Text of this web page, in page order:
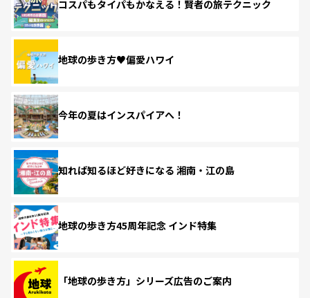
コスパもタイパもかなえる！賢者の旅テクニック
地球の歩き方♥偏愛ハワイ
今年の夏はインスパイアへ！
知れば知るほど好きになる 湘南・江の島
地球の歩き方45周年記念 インド特集
「地球の歩き方」シリーズ広告のご案内